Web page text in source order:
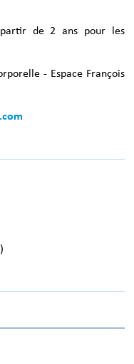
partir de 2 ans pour les
- Espace François